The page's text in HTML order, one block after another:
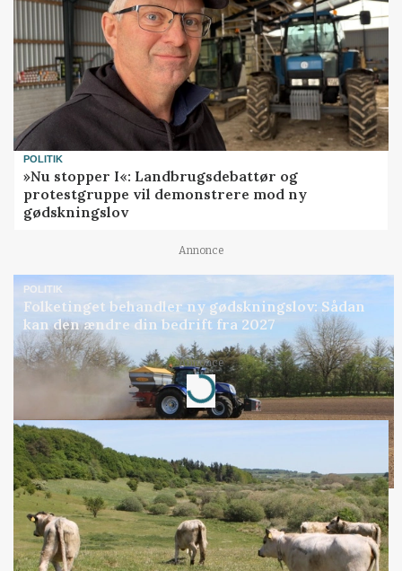
POLITIK
»Nu stopper I«: Landbrugsdebattør og
protestgruppe vil demonstrere mod ny
gødskningslov
Annonce
POLITIK
Folketinget behandler ny gødskningslov: Sådan
kan den ændre din bedrift fra 2027
Annonce
Loading...